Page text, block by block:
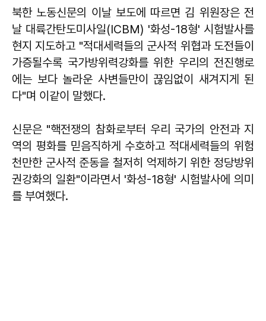
북한 노동신문의 이날 보도에 따르면 김 위원장은 전
날 대륙간탄도미사일(ICBM) '화성-18형' 시험발사를
현지 지도하고 "적대세력들의 군사적 위협과 도전들이
가증될수록 국가방위력강화를 위한 우리의 전진행로
에는 보다 놀라운 사변들만이 끊임없이 새겨지게 된
다"며 이같이 말했다.
신문은 "핵전쟁의 참화로부터 우리 국가의 안전과 지
역의 평화를 믿음직하게 수호하고 적대세력들의 위험
천만한 군사적 준동을 철저히 억제하기 위한 정당방위
권강화의 일환"이라면서 '화성-18형' 시험발사에 의미
를 부여했다.